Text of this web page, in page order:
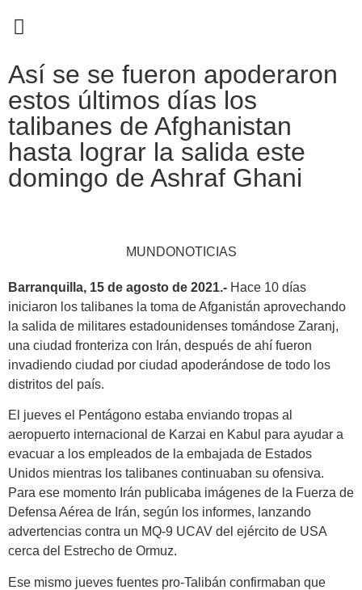
Así se se fueron apoderaron
estos últimos días los
talibanes de Afghanistan
hasta lograr la salida este
domingo de Ashraf Ghani
MUNDONOTICIAS
Barranquilla, 15 de agosto de 2021.- Hace 10 días
iniciaron los talibanes la toma de Afganistán aprovechando
la salida de militares estadounidenses tomándose Zaranj,
una ciudad fronteriza con Irán, después de ahí fueron
invadiendo ciudad por ciudad apoderándose de todo los
distritos del país.
El jueves el Pentágono estaba enviando tropas al
aeropuerto internacional de Karzai en Kabul para ayudar a
evacuar a los empleados de la embajada de Estados
Unidos mientras los talibanes continuaban su ofensiva.
Para ese momento Irán publicaba imágenes de la Fuerza de
Defensa Aérea de Irán, según los informes, lanzando
advertencias contra un MQ-9 UCAV del ejército de USA
cerca del Estrecho de Ormuz.
Ese mismo jueves fuentes pro-Talibán confirmaban que